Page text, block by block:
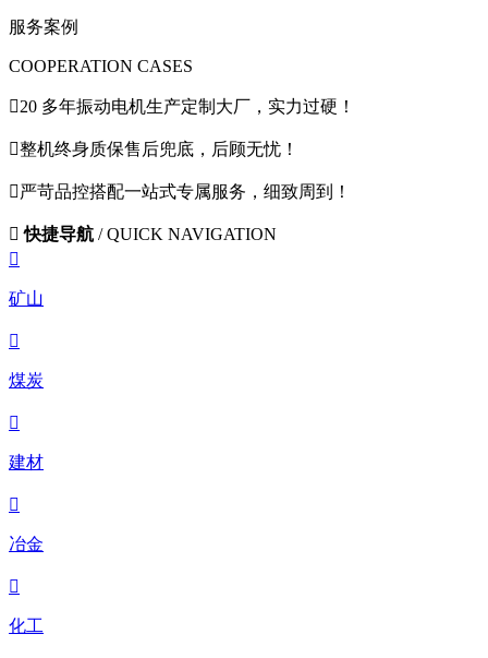
服务案例
COOPERATION CASES
20 多年振动电机生产定制大厂，实力过硬！
整机终身质保售后兜底，后顾无忧！
严苛品控搭配一站式专属服务，细致周到！
 快捷导航 / QUICK NAVIGATION

矿山

煤炭

建材

冶金

化工